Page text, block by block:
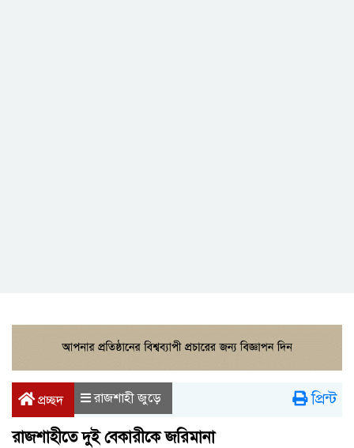
প্রচ্ছদ রাজশাহী জুড়ে প্রিন্ট
রাজশাহীতে দুই বেকারীকে জরিমানা